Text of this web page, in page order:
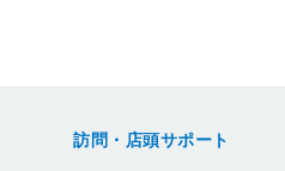
訪問・店頭サポート